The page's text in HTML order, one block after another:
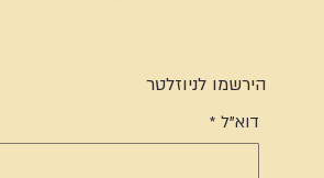
הירשמו לניוזלטר
דוא"ל *